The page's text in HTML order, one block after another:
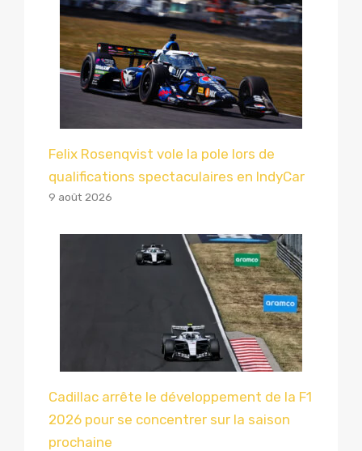
Felix Rosenqvist vole la pole lors de
qualifications spectaculaires en IndyCar
9 août 2026
Cadillac arrête le développement de la F1
2026 pour se concentrer sur la saison
prochaine